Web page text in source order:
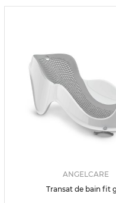
ANGELCARE
Transat de bain fit